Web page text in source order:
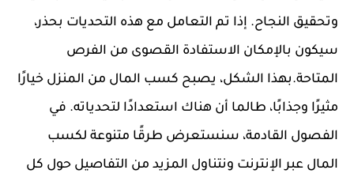
وتحقيق النجاح. إذا تم التعامل مع هذه التحديات بحذر،
سيكون بالإمكان الاستفادة القصوى من الفرص
المتاحة.بهذا الشكل، يصبح كسب المال من المنزل خيارًا
مثيرًا وجذابًا، طالما أن هناك استعدادًا لتحدياته. في
الفصول القادمة، سنستعرض طرقًا متنوعة لكسب
المال عبر الإنترنت ونتناول المزيد من التفاصيل حول كل